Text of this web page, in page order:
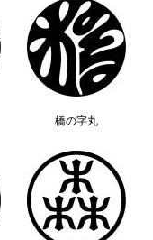
橋の字丸